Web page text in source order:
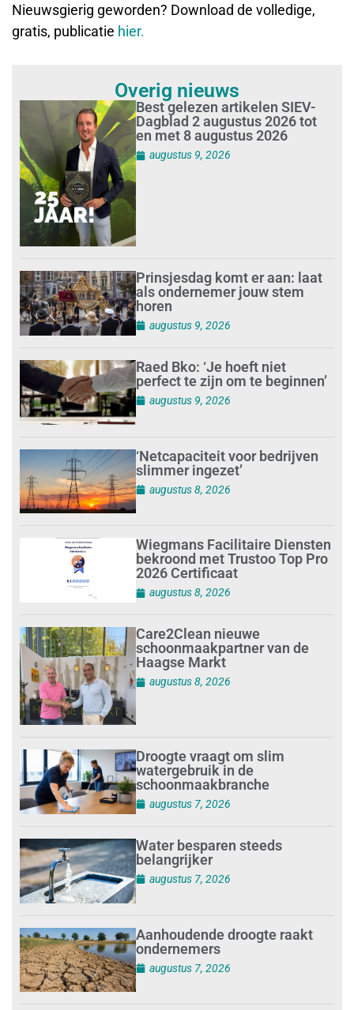
Nieuwsgierig geworden? Download de volledige,
gratis, publicatie hier.
Overig nieuws
Best gelezen artikelen SIEV-
Dagblad 2 augustus 2026 tot
en met 8 augustus 2026
augustus 9, 2026
Prinsjesdag komt er aan: laat
als ondernemer jouw stem
horen
augustus 9, 2026
Raed Bko: ‘Je hoeft niet
perfect te zijn om te beginnen’
augustus 9, 2026
‘Netcapaciteit voor bedrijven
slimmer ingezet’
augustus 8, 2026
Wiegmans Facilitaire Diensten
bekroond met Trustoo Top Pro
2026 Certificaat
augustus 8, 2026
Care2Clean nieuwe
schoonmaakpartner van de
Haagse Markt
augustus 8, 2026
Droogte vraagt om slim
watergebruik in de
schoonmaakbranche
augustus 7, 2026
Water besparen steeds
belangrijker
augustus 7, 2026
Aanhoudende droogte raakt
ondernemers
augustus 7, 2026